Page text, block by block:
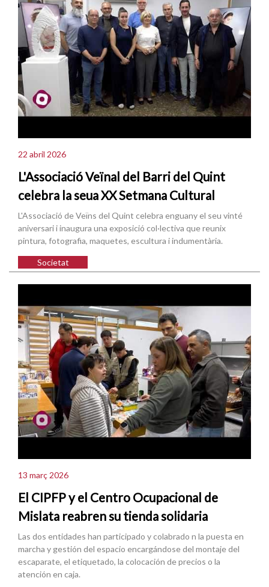
22 abril 2026
L'Associació Veïnal del Barri del Quint
celebra la seua XX Setmana Cultural
L'Associació de Veïns del Quint celebra enguany el seu vinté
aniversari i inaugura una exposició col·lectiva que reunix
pintura, fotografia, maquetes, escultura i indumentària.
Societat
13 març 2026
El CIPFP y el Centro Ocupacional de
Mislata reabren su tienda solidaria
Las dos entidades han participado y colabrado n la puesta en
marcha y gestión del espacio encargándose del montaje del
escaparate, el etiquetado, la colocación de precios o la
atención en caja.